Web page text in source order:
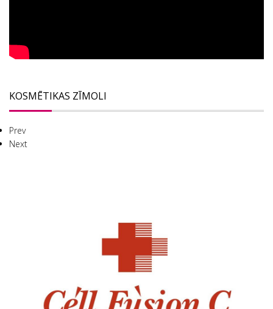
KOSMĒTIKAS ZĪMOLI
Prev
Next